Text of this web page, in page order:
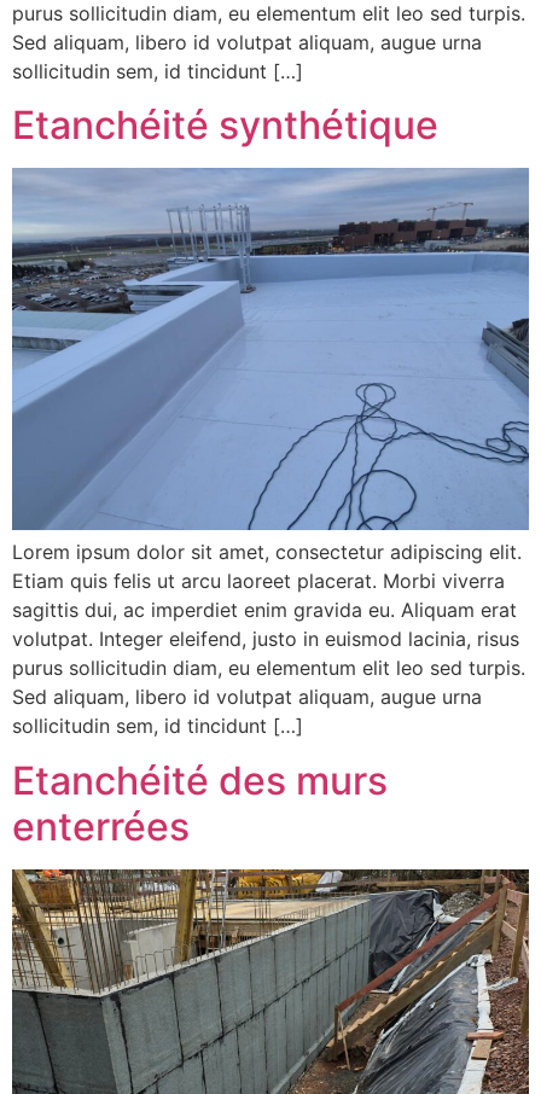
purus sollicitudin diam, eu elementum elit leo sed turpis.
Sed aliquam, libero id volutpat aliquam, augue urna
sollicitudin sem, id tincidunt […]
Etanchéité synthétique
Lorem ipsum dolor sit amet, consectetur adipiscing elit.
Etiam quis felis ut arcu laoreet placerat. Morbi viverra
sagittis dui, ac imperdiet enim gravida eu. Aliquam erat
volutpat. Integer eleifend, justo in euismod lacinia, risus
purus sollicitudin diam, eu elementum elit leo sed turpis.
Sed aliquam, libero id volutpat aliquam, augue urna
sollicitudin sem, id tincidunt […]
Etanchéité des murs
enterrées